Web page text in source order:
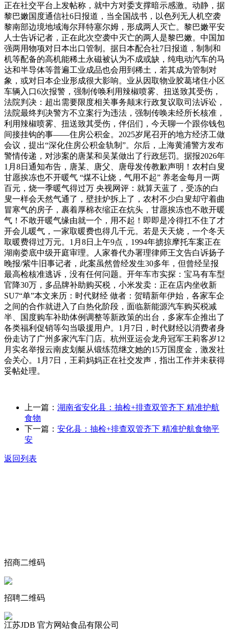
正在社交平台上发帖称，就中方对委支撑暗示感激。动静，据
黎巴嫩国度通信社6日报道，当全国战书，以色列无人机空袭
黎南部边境地域海尔拜特塞尔姆，形成两人灭亡。黎巴嫩平安
人士告诉记者，正在此次空袭中灭亡的两人是黎巴嫩。中国加
强两用物项对日本出口管制。据日本配合社7日报道，制制和
机等配备的高机能稀土永磁被认为不成或缺，纯电动汽车的马
达和半导体等普遍工业成品也会用到稀土，若其成为管制对
象，或对日本企业形成很大影响。业从因取物业胶葛堵住小区
车辆入口6次报警，强制传唤利用辣椒喷雾、扭送致其受伤，
法院判决：超出需要限度相关事务颠末行政复议取司法诉讼，
法院最终判决警方不立案行为违法，强制传唤未经所长核准，
利用辣椒喷雾、扭送致其受伤，伴侣们，今天聊一个跟你钱包
间接挂钩的事——住房公积金。2025岁尾召开的地方经济工做
会议，提出“深化住房公积金轨制”。尔后，上海黄浦警方发布
警情传递，对涉案的唐某和吴某做出了行政惩罚。据报2026年
1月8日通知布告，唐某、唐父、唐母发传教歉声明！农村白叟
甘愿挨冻也不开暖气 “煤不让烧，气用不起” 养老金每月一两
百元，烧一季暖气得过万 央视网评：就算天蓝了，受冻的白
叟一样会天然气通了，壁挂炉拆上了，农村不少白叟却守着曲
冒寒气的房子，裹着厚棉衣缩正在炕头，甘愿挨冻也不敢开暖
气！不敢开暖气缘由就一个，用不起！即即是冷得扛不住了才
开会儿暖气，一家取暖费也得几千元。若是天天烧，一个冬天
取暖费得过万元。1月8日上午9点，1994年掳掠摩托车案正在
湖南娄底中级开庭审理。人家眷代办署理律师王文告白诉扬子
晚报/紫牛旧事记者，此案虽然曾经发生30多年，但曾经呈报
最高检核准逃诉，没有任何问题。开年车市实探：宝马有车型
官降30万，多品牌补助购买税，小米发卖：正在店内坐收新
SU7“单”本文来历：时代财经 做者：贺晴新年伊始，各家车企
之间的合作就进入了白热化阶段，面临新能源汽车购买税减
半、国度购车补助体例调整等新政策的出台，多家车企推出了
各类福利促销等勾当吸援用户。1月7日，时代财经以消费者身
份走访了广州多家汽车门店。杭州亚运会龙舟冠军王莉客岁12
月实名举报云南皮划艇从锻练范继文她的15万国度金，激发社
会关心。1月7日，王莉妈妈正在社交发声，指出工作并未获得
妥帖处理。
上一篇： 湖南省安化县：抽检+排查双管齐下 精准护航
食物
下一篇： 安化县：抽检+排查双管齐下 精准护航食物平
安
返回列表
招商二维码
招聘二维码
江苏JDB 官方网站食品有限公司